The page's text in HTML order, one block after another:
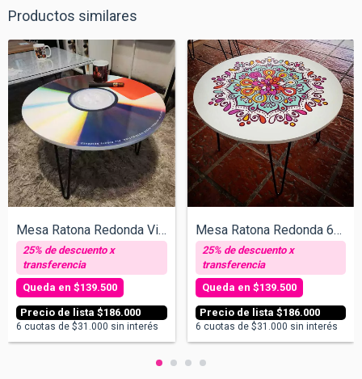
Productos similares
Mesa Ratona Redonda Vinilo - Kenye West...
$186.000
$139.500
6 cuotas de $31.000 sin interés
Mesa Ratona Redonda 60cm - Mandala
$186.000
$139.500
6 cuotas de $31.000 sin interés